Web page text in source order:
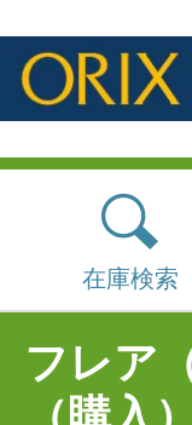
在庫検索
フレア